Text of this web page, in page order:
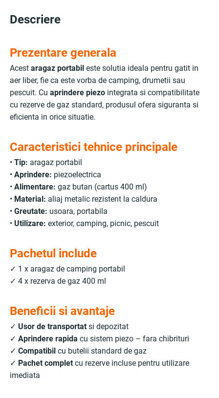
Descriere
Prezentare generala
Acest aragaz portabil este solutia ideala pentru gatit in
aer liber, fie ca este vorba de camping, drumetii sau
pescuit. Cu aprindere piezo integrata si compatibilitate
cu rezerve de gaz standard, produsul ofera siguranta si
eficienta in orice situatie.
Caracteristici tehnice principale
• Tip: aragaz portabil
• Aprindere: piezoelectrica
• Alimentare: gaz butan (cartus 400 ml)
• Material: aliaj metalic rezistent la caldura
• Greutate: usoara, portabila
• Utilizare: exterior, camping, picnic, pescuit
Pachetul include
✓ 1 x aragaz de camping portabil
✓ 4 x rezerva de gaz 400 ml
Beneficii si avantaje
✓ Usor de transportat si depozitat
✓ Aprindere rapida cu sistem piezo – fara chibrituri
✓ Compatibil cu butelii standard de gaz
✓ Pachet complet cu rezerve incluse pentru utilizare
imediata